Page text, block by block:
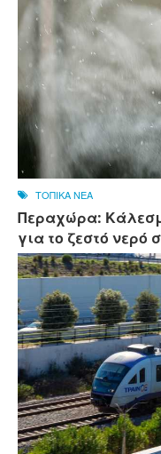
ΤΟΠΙΚΑ ΝΕΑ
Περαχώρα:
για το ζεστό νερό